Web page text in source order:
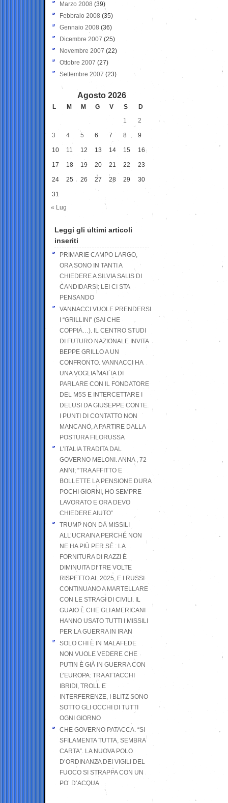
Marzo 2008 (39)
Febbraio 2008 (35)
Gennaio 2008 (36)
Dicembre 2007 (25)
Novembre 2007 (22)
Ottobre 2007 (27)
Settembre 2007 (23)
Agosto 2026
L M M G V S
D
1
2
3 4 5 6 7 8 9
10 11 12 13 14 15 16
17 18 19 20 21 22 23
24 25 26 27 28 29 30
31
« Lug
Leggi gli ultimi articoli
inseriti
PRIMARIE CAMPO LARGO,
ORA SONO IN TANTI A
CHIEDERE A SILVIA SALIS DI
CANDIDARSI: LEI CI STA
PENSANDO
VANNACCI VUOLE PRENDERSI
I “GRILLINI” (SAI CHE
COPPIA…). IL CENTRO STUDI
DI FUTURO NAZIONALE INVITA
BEPPE GRILLO A UN
CONFRONTO. VANNACCI HA
UNA VOGLIA MATTA DI
PARLARE CON IL FONDATORE
DEL M5S E INTERCETTARE I
DELUSI DA GIUSEPPE CONTE.
I PUNTI DI CONTATTO NON
MANCANO, A PARTIRE DALLA
POSTURA FILORUSSA
L’ITALIA TRADITA DAL
GOVERNO MELONI. ANNA , 72
ANNI; “TRA AFFITTO E
BOLLETTE LA PENSIONE DURA
POCHI GIORNI, HO SEMPRE
LAVORATO E ORA DEVO
CHIEDERE AIUTO”
TRUMP NON DÀ MISSILI
ALL’UCRAINA PERCHÉ NON
NE HA PIÙ PER SÉ : LA
FORNITURA DI RAZZI È
DIMINUITA DI TRE VOLTE
RISPETTO AL 2025, E I RUSSI
CONTINUANO A MARTELLARE
CON LE STRAGI DI CIVILI. IL
GUAIO È CHE GLI AMERICANI
HANNO USATO TUTTI I MISSILI
PER LA GUERRA IN IRAN
SOLO CHI È IN MALAFEDE
NON VUOLE VEDERE CHE
PUTIN È GIÀ IN GUERRA CON
L’EUROPA: TRA ATTACCHI
IBRIDI, TROLL E
INTERFERENZE, I BLITZ SONO
SOTTO GLI OCCHI DI TUTTI
OGNI GIORNO
CHE GOVERNO PATACCA. “SI
SFILAMENTA TUTTA, SEMBRA
CARTA”. LA NUOVA POLO
D’ORDINANZA DEI VIGILI DEL
FUOCO SI STRAPPA CON UN
PO’ D’ACQUA